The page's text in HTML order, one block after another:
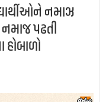
નમાઝ
નમાજ પઢતી
હોબાળો